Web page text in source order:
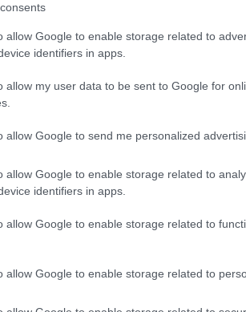
allow Google to enable storage related to
identifiers in apps.
allow my user data to be sent to Google for
allow Google to send me personalized
allow Google to enable storage related to
identifiers in apps.
allow Google to enable storage related to
allow Google to enable storage related to
Περί Σχέσεων Φιλίας
η Α.E. κ. Κυριάκος
Δημοκρατίας της Τουρκίας, η Α.E.
αντίστοιχες Κυβερνήσεις τους
έχοντας προεδρεύσει της 5ης
Συνεργασίας μεταξύ της
της Τουρκίας την 7η
και συνεργασίας,
βούληση για συνεργασία
μεταξύ των δύο γειτονικών